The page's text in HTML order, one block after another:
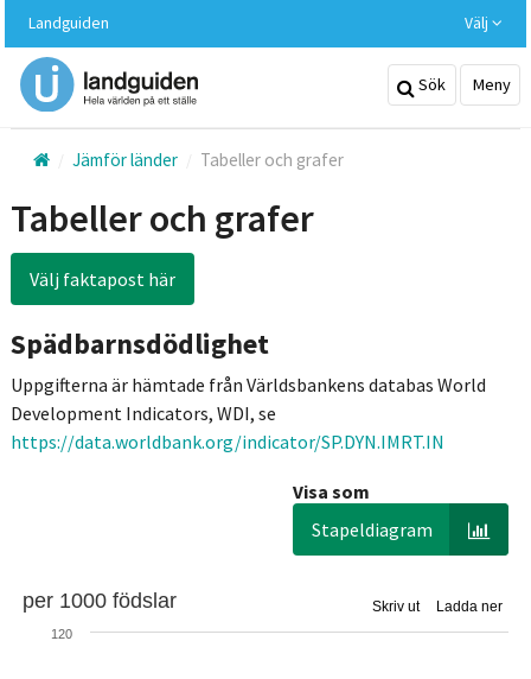
huvudinnehållet
Landguiden Välj
Sök Meny
Jämför länder Tabeller och grafer
Tabeller och grafer
Välj faktapost här
Spädbarnsdödlighet
Uppgifterna är hämtade från Världsbankens databas World
Development Indicators, WDI, se
https://data.worldbank.org/indicator/SP.DYN.IMRT.IN
Visa som
Stapeldiagram
Ladda ner
Skriv ut
per 1000 födslar
120